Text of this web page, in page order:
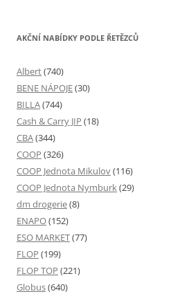
AKČNÍ NABÍDKY PODLE ŘETĚZCŮ
Albert(740)
BENE NÁPOJE(30)
BILLA(744)
Cash & Carry JIP (18)
CBA(344)
COOP (326)
COOP Jednota Mikulov(116)
COOP Jednota Nymburk(29)
dm drogerie(8)
ENAPO(152)
ESO MARKET(77)
FLOP (199)
FLOP TOP (221)
Globus(640)